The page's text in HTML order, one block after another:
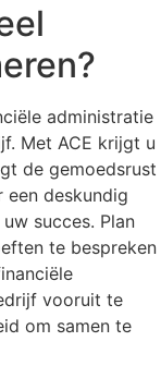
administratie
Met ACE krijgt u
de gemoedsrust
deskundig
succes. Plan
te bespreken
vooruit te
om samen te